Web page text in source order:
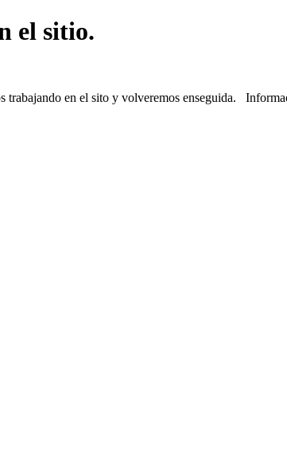
el sitio.
trabajando en el sito y volveremos enseguida.